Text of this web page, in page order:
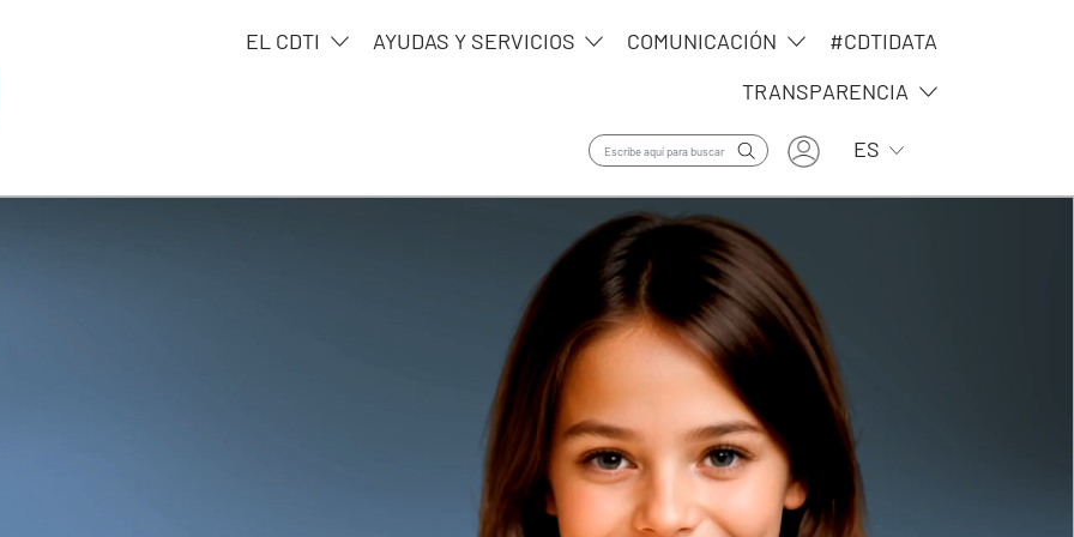
EL CDTI AYUDAS Y SERVICIOS COMUNICACIÓN
#CDTIDATA
TRANSPARENCIA
User account menu
ES Lista adicional de